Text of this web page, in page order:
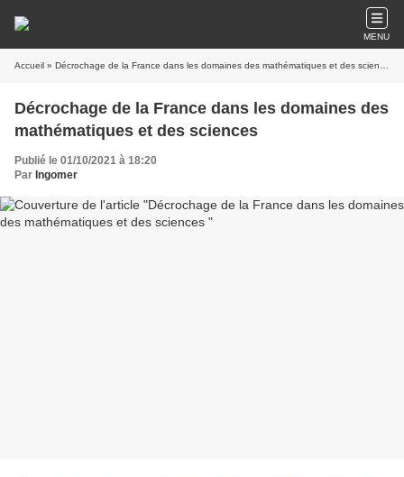
MENU
Accueil » Décrochage de la France dans les domaines des mathématiques et des sciences
Décrochage de la France dans les domaines des
mathématiques et des sciences
Publié le 01/10/2021 à 18:20
Par Ingomer